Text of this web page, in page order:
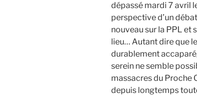
dépassé mardi 7 avril
perspective d’un
nouveau sur la PPL et
lieu… Autant dire que
durablement
serein ne semble
massacres du Proche
depuis longtemps